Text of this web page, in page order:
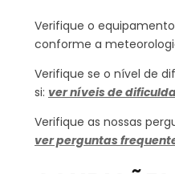
Verifique o
conforme a
Verifique se o nível de
si: ver níveis de
Verifique as nossas
ver perguntas